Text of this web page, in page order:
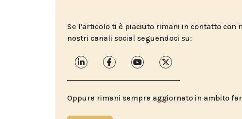
Se l'articolo ti è piaciuto rimani in contatto con
nostri canali social seguendoci su:
Oppure rimani sempre aggiornato in ambito